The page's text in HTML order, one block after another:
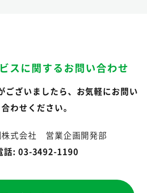
スに関するお問い合わせ
ございましたら、お気軽にお問い
合わせください。
株式会社 営業企画開発部
話: 03-3492-1190